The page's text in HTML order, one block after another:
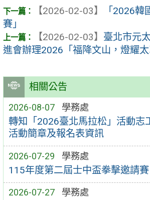
相關公告
2026-08-07 學務處
轉知「2026臺北馬拉松」活動志
活動簡章及報名表資訊
2026-07-29 學務處
115年度第二屆士中盃拳擊邀請賽
2026-07-27 學務處
【2026-02-03】
「2026
賽」
【2026-02-03】 臺北市元
進會辦理2026「福降文山，燈耀太